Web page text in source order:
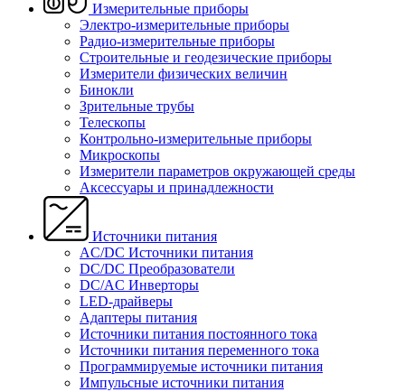
Измерительные приборы
Электро-измерительные приборы
Радио-измерительные приборы
Строительные и геодезические приборы
Измерители физических величин
Бинокли
Зрительные трубы
Телескопы
Контрольно-измерительные приборы
Микроскопы
Измерители параметров окружающей среды
Аксессуары и принадлежности
Источники питания
AC/DC Источники питания
DC/DC Преобразователи
DC/AC Инверторы
LED-драйверы
Адаптеры питания
Источники питания постоянного тока
Источники питания переменного тока
Программируемые источники питания
Импульсные источники питания